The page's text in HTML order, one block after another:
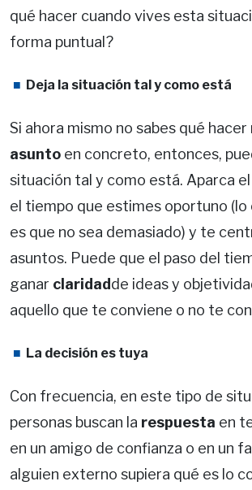
qué hacer cuando vives esta
forma puntual?
Deja la situación tal y como está
Si ahora mismo no sabes qué
asunto en concreto, entonces,
situación tal y como está. Aparca
el tiempo que estimes oportuno
es que no sea demasiado) y te
asuntos. Puede que el paso del
ganar claridadde ideas y
aquello que te conviene o no te
La decisión es tuya
Con frecuencia, en este tipo de
personas buscan la respuesta en
en un amigo de confianza o en un
alguien externo supiera qué es lo